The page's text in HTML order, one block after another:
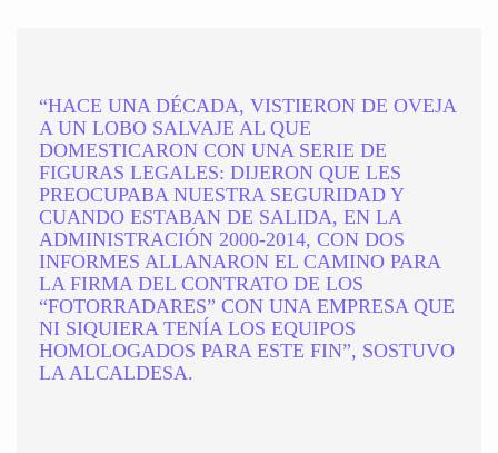
“HACE UNA DÉCADA, VISTIERON DE OVEJA
A UN LOBO SALVAJE AL QUE
DOMESTICARON CON UNA SERIE DE
FIGURAS LEGALES: DIJERON QUE LES
PREOCUPABA NUESTRA SEGURIDAD Y
CUANDO ESTABAN DE SALIDA, EN LA
ADMINISTRACIÓN 2000-2014, CON DOS
INFORMES ALLANARON EL CAMINO PARA
LA FIRMA DEL CONTRATO DE LOS
“FOTORRADARES” CON UNA EMPRESA QUE
NI SIQUIERA TENÍA LOS EQUIPOS
HOMOLOGADOS PARA ESTE FIN”, SOSTUVO
LA ALCALDESA.